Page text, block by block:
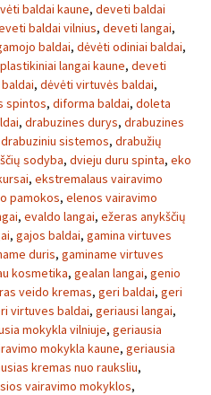
baldai kaune, deveti baldai
baldai vilnius, deveti langai,
baldai, dėvėti odiniai baldai,
langai kaune, deveti
, dėvėti virtuvės baldai,
spintos, diforma baldai, doleta
, drabuzines durys, drabuzines
drabuziniu sistemos, drabužių
sodyba, dvieju duru spinta, eko
, ekstremalaus vairavimo
pamokos, elenos vairavimo
, evaldo langai, ežeras anykščių
, gajos baldai, gamina virtuves
duris, gaminame virtuves
kosmetika, gealan langai, genio
veido kremas, geri baldai, geri
virtuves baldai, geriausi langai,
mokykla vilniuje, geriausia
mokykla kaune, geriausia
kremas nuo rauksliu,
vairavimo mokyklos,